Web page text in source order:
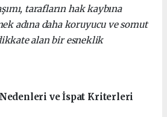
tarafların hak kaybına
adına daha koruyucu ve somut
alan bir esneklik
Nedenleri ve İspat Kriterleri